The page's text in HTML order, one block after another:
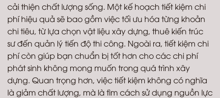
cải thiện chất lượng sống. Một kế hoạch tiết kiệm chi
phí hiệu quả sẽ bao gồm việc tối ưu hóa từng khoản
chi tiêu, từ lựa chọn vật liệu xây dựng, thuê kiến trúc
sư đến quản lý tiến độ thi công. Ngoài ra, tiết kiệm chi
phí còn giúp bạn chuẩn bị tốt hơn cho các chi phí
phát sinh không mong muốn trong quá trình xây
dựng. Quan trọng hơn, việc tiết kiệm không có nghĩa
là giảm chất lượng, mà là tìm cách sử dụng nguồn lực